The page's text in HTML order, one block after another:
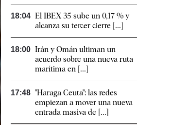
18:04 El IBEX 35 sube un 0,17 % y
alcanza su tercer cierre [...]
18:00 Irán y Omán ultiman un
acuerdo sobre una nueva ruta
marítima en [...]
17:48 "Haraga Ceuta": las redes
empiezan a mover una nueva
entrada masiva de [...]